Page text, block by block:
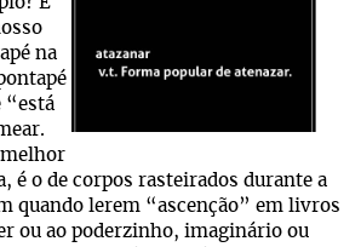
na
“está
é o de corpos rasteirados durante a
quando lerem “ascenção” em livros
ou ao poderzinho, imaginário ou